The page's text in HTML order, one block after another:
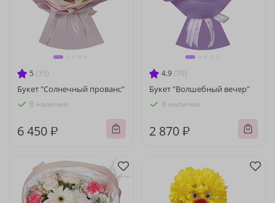
5 (35)
Букет "Солнечный прованс"
В наличии
6 450 ₽
4.9 (70)
Букет "Волшебный вечер"
В наличии
2 870 ₽